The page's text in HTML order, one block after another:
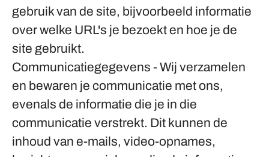
gebruik van de site, bijvoorbeeld informatie
over welke URL's je bezoekt en hoe je de
site gebruikt.
Communicatiegegevens - Wij verzamelen
en bewaren je communicatie met ons,
evenals de informatie die je in die
communicatie verstrekt. Dit kunnen de
inhoud van e-mails, video-opnames,